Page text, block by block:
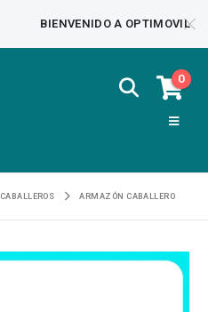
BIENVENIDO A OPTIMOVIL
0
CABALLEROS ARMAZÓN CABALLERO